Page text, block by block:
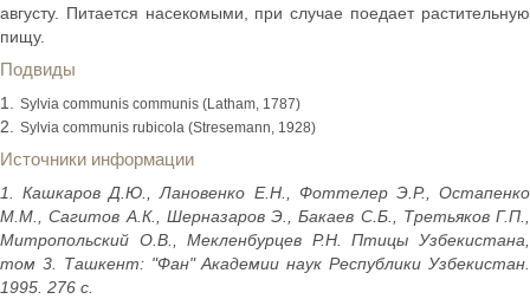
августу. Питается насекомыми, при случае поедает растительную
пищу.
Подвиды
Sylvia communis communis (Latham, 1787)
Sylvia communis rubicola (Stresemann, 1928)
Источники информации
1. Кашкаров Д.Ю., Лановенко Е.Н., Фоттелер Э.Р., Остапенко
М.М., Сагитов А.К., Шерназаров Э., Бакаев С.Б., Третьяков Г.П.,
Митропольский О.В., Мекленбурцев Р.Н. Птицы Узбекистана,
том 3. Ташкент: "Фан" Академии наук Республики Узбекистан.
1995. 276 с.